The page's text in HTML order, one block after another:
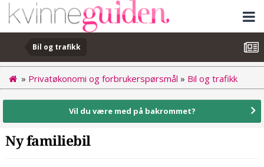
Bil og trafikk
» Privatøkonomi og forbrukerspørsmål » Bil og trafikk
Vil du være med på bakrommet?
Ny familiebil